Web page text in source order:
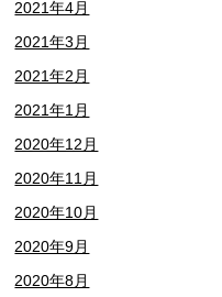
2021年4月
2021年3月
2021年2月
2021年1月
2020年12月
2020年11月
2020年10月
2020年9月
2020年8月